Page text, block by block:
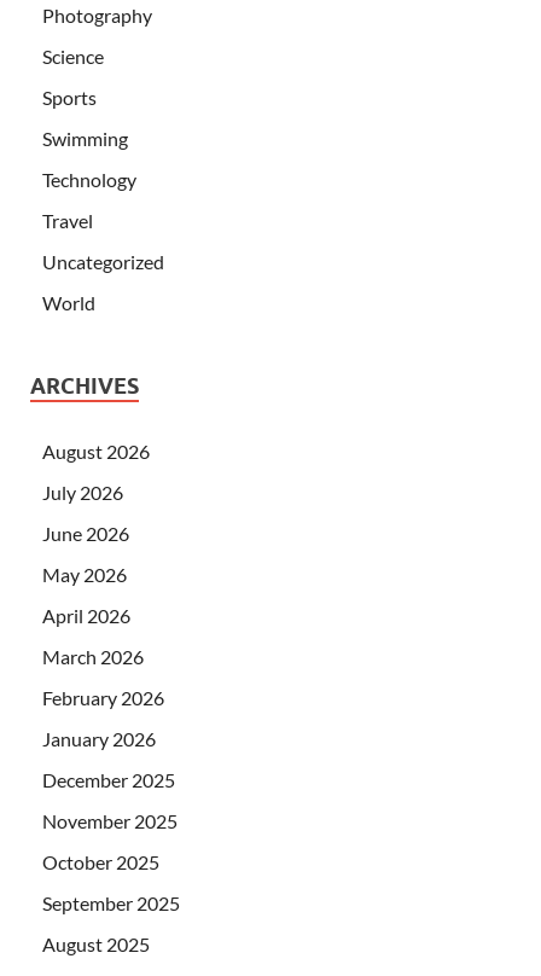
Photography
Science
Sports
Swimming
Technology
Travel
Uncategorized
World
ARCHIVES
August 2026
July 2026
June 2026
May 2026
April 2026
March 2026
February 2026
January 2026
December 2025
November 2025
October 2025
September 2025
August 2025